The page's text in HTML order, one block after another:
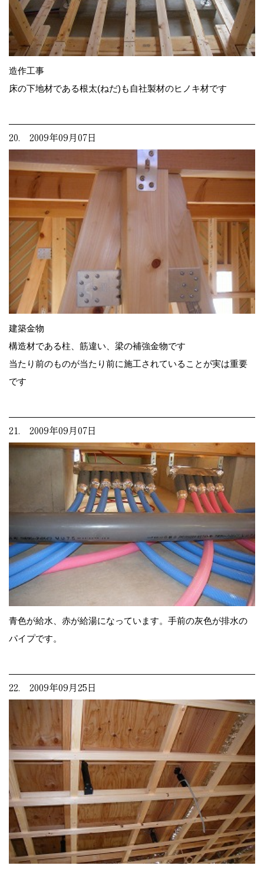
造作工事
床の下地材である根太(ねだ)も自社製材のヒノキ材です
20. 2009年09月07日
建築金物
構造材である柱、筋違い、梁の補強金物です
当たり前のものが当たり前に施工されていることが実は重要
です
21. 2009年09月07日
青色が給水、赤が給湯になっています。手前の灰色が排水の
パイプです。
22. 2009年09月25日